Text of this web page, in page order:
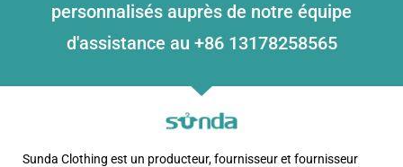
personnalisés auprès de notre équipe
d'assistance au +86 13178258565
Sunda Clothing est un producteur, fournisseur et fournisseur